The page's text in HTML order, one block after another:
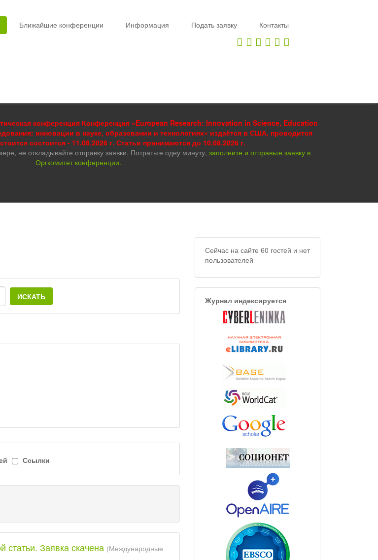
Ближайшие конференции Информация Подать заявку Контакты
конференция Конференция «European Research: Innovation in Science, Education
инновации в науке, образовании и технологиях» издаётся в США, проводится
состоится - 11.08.2026 г. Статьи принимаются до 10.08.2026 г.
не откладывайте отправку заявки. Потратьте одну минуту, заполните и отправьте заявку в
Оргкомитет конференции.
ИСКАТЬ
Ссылки
статьи. Заявка скачена (Международные
Сейчас на сайте 60 гостей и нет
пользователей
Журнал индексируется